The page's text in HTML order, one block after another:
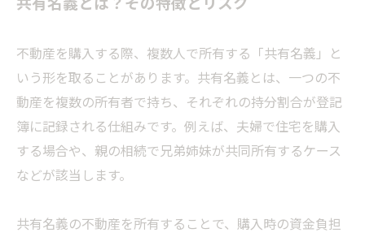
不動産を購入する際、複数人で所有する「共有名義」と
いう形を取ることがあります。共有名義とは、一つの不
動産を複数の所有者で持ち、それぞれの持分割合が登記
簿に記録される仕組みです。例えば、夫婦で住宅を購入
する場合や、親の相続で兄弟姉妹が共同所有するケース
などが該当します。
共有名義の不動産を所有することで、購入時の資金負担